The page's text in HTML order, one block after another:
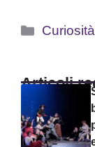
Categorie
Curiosità
Articoli